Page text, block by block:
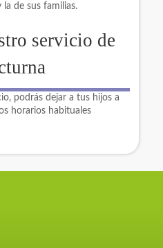
la de sus familias.
servicio de
podrás dejar a tus hijos a
horarios habituales